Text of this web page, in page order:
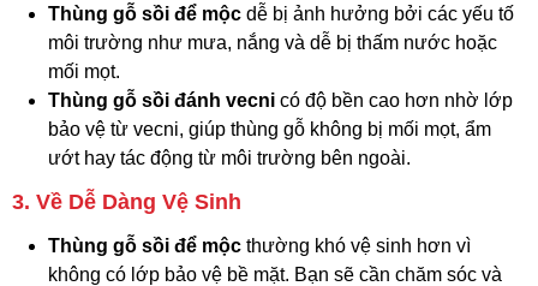
Thùng gỗ sồi để mộc dễ bị ảnh hưởng bởi các yếu tố
môi trường như mưa, nắng và dễ bị thấm nước hoặc
mối mọt.
Thùng gỗ sồi đánh vecni có độ bền cao hơn nhờ lớp
bảo vệ từ vecni, giúp thùng gỗ không bị mối mọt, ẩm
ướt hay tác động từ môi trường bên ngoài.
3. Về Dễ Dàng Vệ Sinh
Thùng gỗ sồi để mộc thường khó vệ sinh hơn vì
không có lớp bảo vệ bề mặt. Bạn sẽ cần chăm sóc và